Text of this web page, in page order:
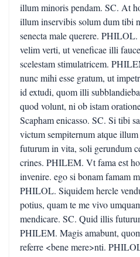
illum minoris pendam. SC. At
illum inservibis solum dum tibi
senecta male querere.
velim verti, ut veneficae illi
scelestam stimulatricem.
nunc mihi esse gratum, ut
id extudi, quom illi
quod volunt, ni ob istam
Scapham enicasso. SC. Si tibi
victum sempiternum atque
futurum in vita, soli gerundum
crines. PHILEM. Vt fama est
invenire. ego si bonam famam
PHILOL. Siquidem hercle
potius, quam te me vivo
mendicare. SC. Quid illis
PHILEM. Magis amabunt,
referre <bene mere>nti.